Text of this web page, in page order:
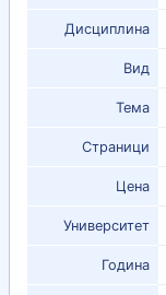
Дисциплина
Вид
Тема
Страници
Цена
Университет
Година